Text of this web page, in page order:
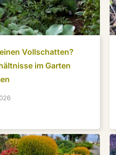
Vollschatten?
im Garten